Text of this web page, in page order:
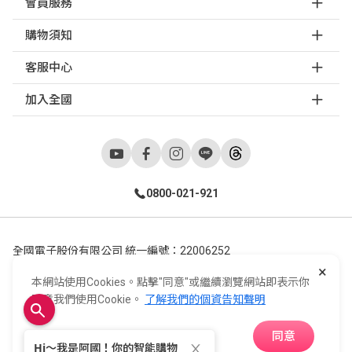
會員服務
購物須知
客服中心
加入全國
0800-021-921
全國電子股份有限公司 統一編號：22006252
Copyright ©2026© E-Life Co., Ltd. All Rights Reserved.
×
本網站使用Cookies。點擊"同意"或繼續瀏覽網站即表示你
同意我們使用Cookie。 了解我們的個資告知聲明
同意